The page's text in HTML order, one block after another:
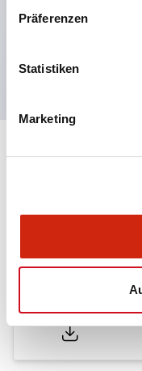
Präferenzen
Statistiken
Marketing
60529). (Der